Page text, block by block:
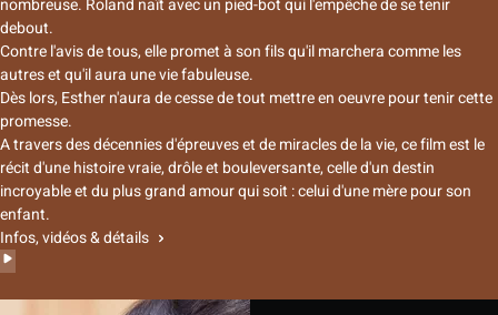
nombreuse. Roland naît avec un pied-bot qui l'empêche de se tenir
debout.
Contre l'avis de tous, elle promet à son fils qu'il marchera comme les
autres et qu'il aura une vie fabuleuse.
Dès lors, Esther n'aura de cesse de tout mettre en oeuvre pour tenir cette
promesse.
A travers des décennies d'épreuves et de miracles de la vie, ce film est le
récit d'une histoire vraie, drôle et bouleversante, celle d'un destin
incroyable et du plus grand amour qui soit : celui d'une mère pour son
enfant.
Infos, vidéos & détails